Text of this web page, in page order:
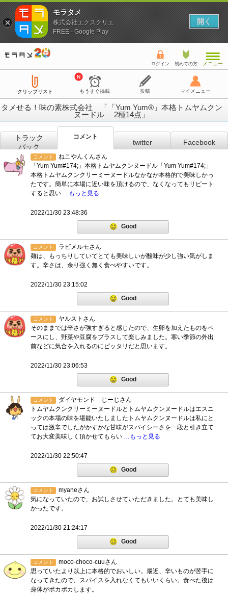
ログイン 初めての方 メニュー
クリップリスト もうすぐ掲載 投稿 マイメニュー
タメせる！味の素株式会社 「「Yum Yum®」本格トムヤムクン
ヌードル 2種14点」
トラック
バック
コメント
twitter Facebook
コメント
ねこやんくんさん
「Yum Yum#174;」本格トムヤムクンヌードル「Yum Yum#174;」
本格トムヤムクンクリーミーヌードルなかなか本格的で美味しかっ
たです。簡単に本場に近い味を頂けるので、なくなってもリピート
すると思い …もっと見る
2022/11/30 23:48:36
Good
コメント
ラビメルモさん
麺は、もっちりしていてとても美味しいが酸味が少し強い気がしま
す。辛さは、余り強く無く食べやすいです。
2022/11/30 23:15:02
Good
コメント
ヤルストさん
そのままでは辛さが強すぎると感じたので、生卵を加えたものをベ
ースにし、野菜や豆腐をプラスして楽しみました。寒い季節の外出
前などに気合を入れるのにピッタリだと思います。
2022/11/30 23:06:53
Good
コメント
ダイヤモンド じーじさん
トムヤムクンクリーミーヌードルとトムヤムクンヌードルはエスニ
ックの本場の味を堪能いたしましたトムヤムクンヌードルは私にと
っては激辛でしたがかすかな甘味がスパイシーさを一段と引き立て
てお大変美味しく頂かせてもらい …もっと見る
2022/11/30 22:50:47
Good
コメント
myaneさん
気になっていたので、お試しさせていただきました。とても美味し
かったです。
2022/11/30 21:24:17
Good
コメント
moco-choco-cuuさん
思っていたより以上に本格的でおいしい。最近、辛いものが苦手に
なってきたので、スパイスを入れなくてもいいくらい。食べた後は
身体がポカポカします。
モラタメ
株式会社エクスクリエ
FREE - Google Play
開く